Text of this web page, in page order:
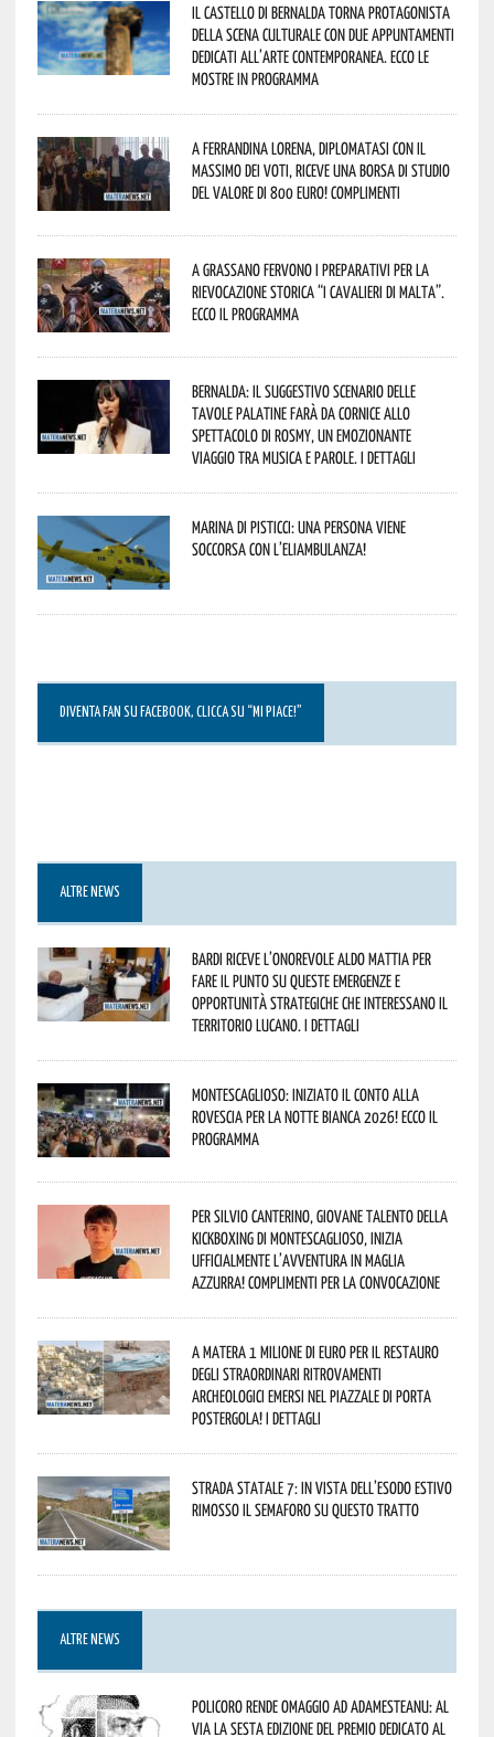
Il Castello di Bernalda torna protagonista
della scena culturale con due appuntamenti
dedicati all’arte contemporanea. Ecco le
mostre in programma
A Ferrandina Lorena, diplomatasi con il
massimo dei voti, riceve una borsa di studio
del valore di 800 euro! Complimenti
A Grassano fervono i preparativi per la
Rievocazione Storica “I CAVALIERI DI MALTA”.
Ecco il programma
Bernalda: il suggestivo scenario delle
Tavole Palatine farà da cornice allo
spettacolo di Rosmy, un emozionante
viaggio tra musica e parole. I dettagli
Marina di Pisticci: una persona viene
soccorsa con l’eliambulanza!
DIVENTA FAN SU FACEBOOK, CLICCA SU “MI PIACE!”
ALTRE NEWS
Bardi riceve l’onorevole Aldo Mattia per
fare il punto su queste emergenze e
opportunità strategiche che interessano il
territorio lucano. I dettagli
Montescaglioso: iniziato il conto alla
rovescia per la Notte Bianca 2026! Ecco il
programma
Per Silvio Canterino, giovane talento della
kickboxing di Montescaglioso, inizia
ufficialmente l’avventura in maglia
azzurra! Complimenti per la convocazione
A Matera 1 milione di euro per il restauro
degli straordinari ritrovamenti
archeologici emersi nel piazzale di Porta
Postergola! I dettagli
Strada statale 7: in vista dell’esodo estivo
rimosso il semaforo su questo tratto
ALTRE NEWS
Policoro rende omaggio ad Adamesteanu: al
via la sesta edizione del Premio dedicato al